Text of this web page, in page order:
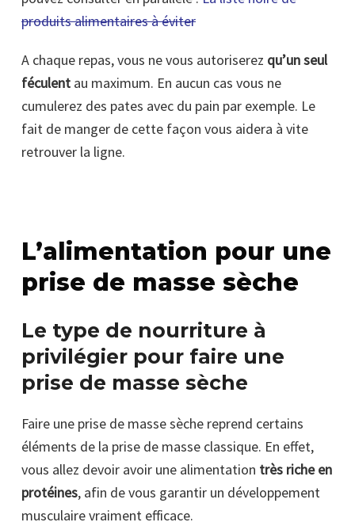
produits alimentaires à éviter
A chaque repas, vous ne vous autoriserez qu’un seul
féculent au maximum. En aucun cas vous ne
cumulerez des pates avec du pain par exemple. Le
fait de manger de cette façon vous aidera à vite
retrouver la ligne.
L’alimentation pour une
prise de masse sèche
Le type de nourriture à
privilégier pour faire une
prise de masse sèche
Faire une prise de masse sèche reprend certains
éléments de la prise de masse classique. En effet,
vous allez devoir avoir une alimentation très riche en
protéines, afin de vous garantir un développement
musculaire vraiment efficace.